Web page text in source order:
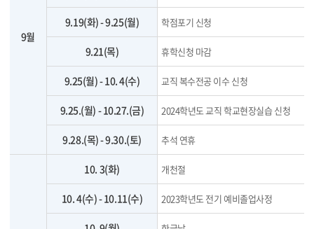
9월
9.19(화) - 9.25(월) 학점포기 신청
9.21(목) 휴학신청 마감
9.25(월) - 10. 4(수) 교직 복수전공 이수 신청
9.25.(월) - 10.27.(금) 2024학년도 교직 학교현장실습 신청
9.28.(목) - 9.30.(토) 추석 연휴
10. 3(화) 개천절
10. 4(수) - 10.11(수) 2023학년도 전기 예비졸업사정